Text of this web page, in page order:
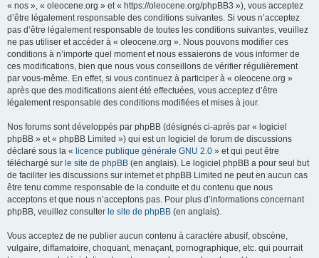
« nos », « oleocene.org » et « https://oleocene.org/phpBB3 »), vous acceptez
d’être légalement responsable des conditions suivantes. Si vous n’acceptez
pas d’être légalement responsable de toutes les conditions suivantes, veuillez
ne pas utiliser et accéder à « oleocene.org ». Nous pouvons modifier ces
conditions à n’importe quel moment et nous essaierons de vous informer de
ces modifications, bien que nous vous conseillons de vérifier régulièrement
par vous-même. En effet, si vous continuez à participer à « oleocene.org »
après que des modifications aient été effectuées, vous acceptez d’être
légalement responsable des conditions modifiées et mises à jour.
Nos forums sont développés par phpBB (désignés ci-après par « logiciel
phpBB » et « phpBB Limited ») qui est un logiciel de forum de discussions
déclaré sous la « licence publique générale GNU 2.0 » et qui peut être
téléchargé sur le site de phpBB (en anglais). Le logiciel phpBB a pour seul but
de faciliter les discussions sur internet et phpBB Limited ne peut en aucun cas
être tenu comme responsable de la conduite et du contenu que nous
acceptons et que nous n’acceptons pas. Pour plus d’informations concernant
phpBB, veuillez consulter le site de phpBB (en anglais).
Vous acceptez de ne publier aucun contenu à caractère abusif, obscène,
vulgaire, diffamatoire, choquant, menaçant, pornographique, etc. qui pourrait